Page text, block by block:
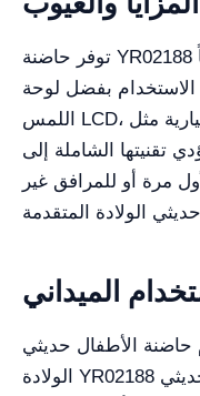
توفر حاضنة YR02188 عددًا من المزايا، بما في ذلك تحكماً
الاستخدام بفضل لوحة
اللمس LCD، وتصميمًا معياريًا مع ميزات اختيارية مثل
تقنيتها الشاملة إلى
مرة أو للمرافق غير
الميداني
حاضنة الأطفال حديثي
الولادة YR02188 في المستشفيات ووحدات رعاية حديثي